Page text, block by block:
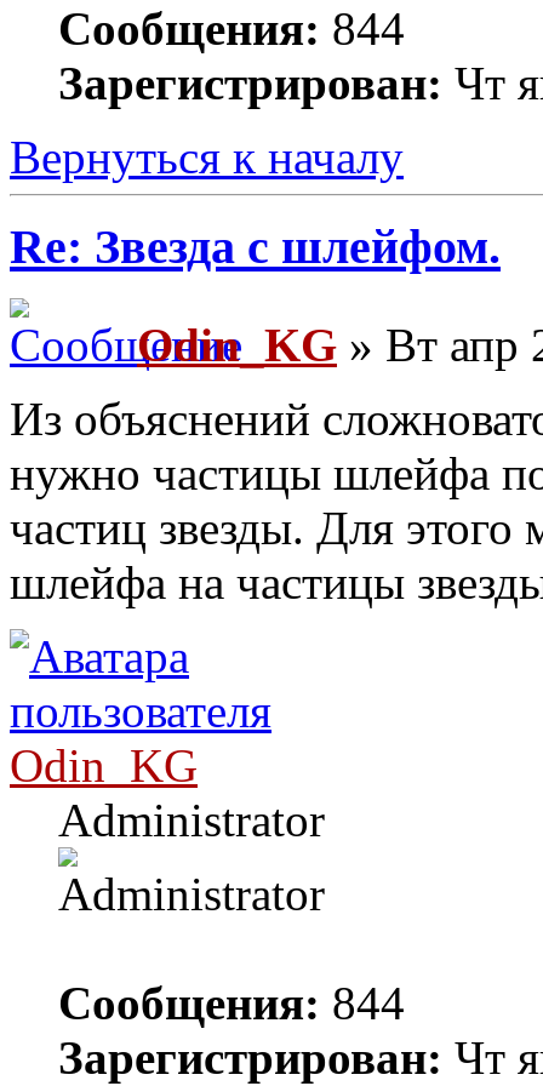
Сообщения: 844
Зарегистрирован: Чт
Вернуться к началу
Re: Звезда с шлейфом.
Odin_KG » Вт апр
Из объяснений
нужно частицы шлейфа
частиц звезды. Для
шлейфа на частицы
Odin_KG
Administrator
Сообщения: 844
Зарегистрирован: Чт